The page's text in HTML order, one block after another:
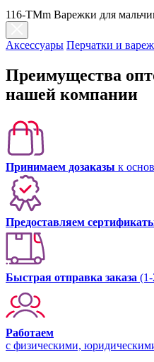
116-TMm Варежки для
Аксессуары Перчатки и
Преимущества
нашей компании
Принимаем дозаказы к
Предоставляем
Быстрая отправка заказа
Работаем
с физическими,